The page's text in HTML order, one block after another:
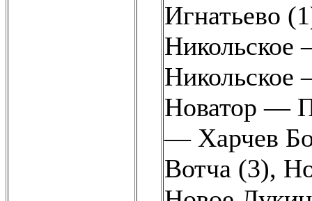
Игнатьево
Новатор —
— Харчев
Вотча (3),